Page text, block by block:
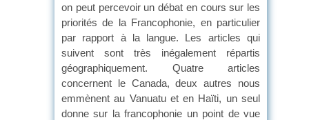
on peut percevoir un débat en cours sur les
priorités de la Francophonie, en particulier
par rapport à la langue. Les articles qui
suivent sont très inégalement répartis
géographiquement. Quatre articles
concernent le Canada, deux autres nous
emmènent au Vanuatu et en Haïti, un seul
donne sur la francophonie un point de vue